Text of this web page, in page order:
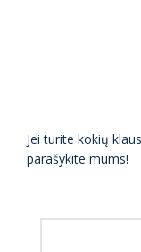
Jei turite kokių
parašykite mums!